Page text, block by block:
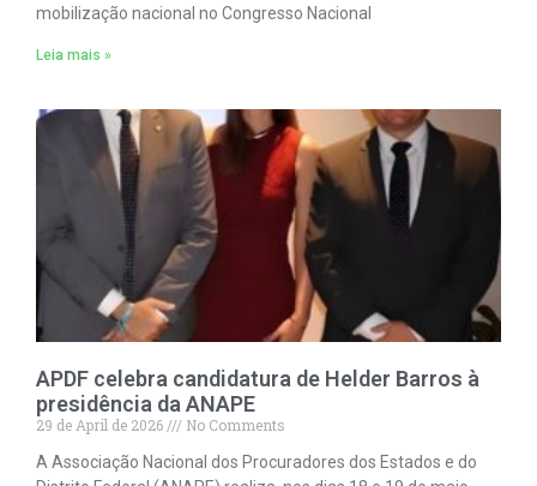
mobilização nacional no Congresso Nacional
Leia mais »
APDF celebra candidatura de Helder Barros à
presidência da ANAPE
29 de April de 2026
No Comments
A Associação Nacional dos Procuradores dos Estados e do